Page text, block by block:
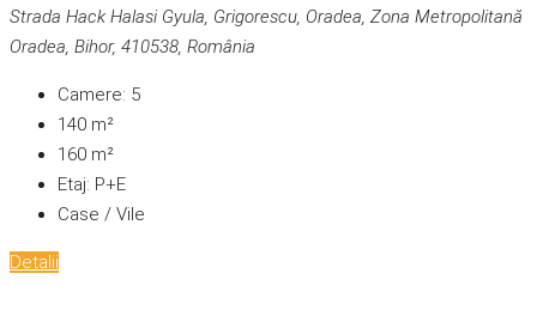
Strada Hack Halasi Gyula, Grigorescu, Oradea, Zona Metropolitană
Oradea, Bihor, 410538, România
Camere: 5
140 m²
160 m²
Etaj: P+E
Case / Vile
Detalii